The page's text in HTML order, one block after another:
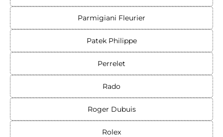
Parmigiani Fleurier
Patek Philippe
Perrelet
Rado
Roger Dubuis
Rolex